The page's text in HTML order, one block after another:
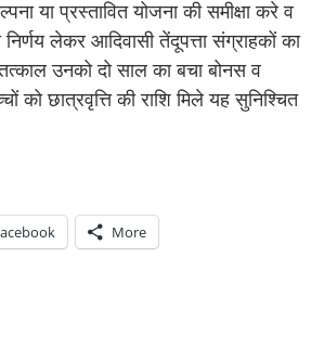
या प्रस्तावित योजना की समीक्षा करे व
निर्णय लेकर आदिवासी तेंदूपत्ता संग्राहकों का
तत्काल उनको दो साल का बचा बोनस व
को छात्रवृत्ति की राशि मिले यह सुनिश्चित
More